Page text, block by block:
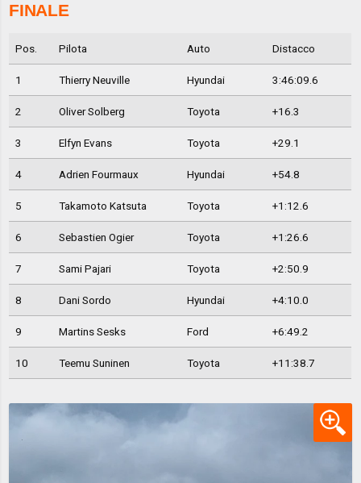
FINALE
Pos. Pilota Auto Distacco
1 Thierry Neuville Hyundai 3:46:09.6
2 Oliver Solberg Toyota +16.3
3 Elfyn Evans Toyota +29.1
4 Adrien Fourmaux Hyundai +54.8
5 Takamoto Katsuta Toyota +1:12.6
6 Sebastien Ogier Toyota +1:26.6
7 Sami Pajari Toyota +2:50.9
8 Dani Sordo Hyundai +4:10.0
9 Martins Sesks Ford +6:49.2
10 Teemu Suninen Toyota +11:38.7